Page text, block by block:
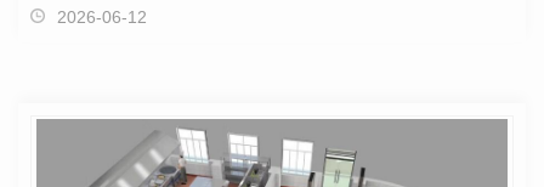
2026-06-12